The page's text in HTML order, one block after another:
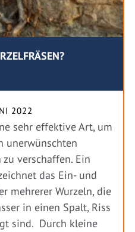
2022
sehr effektive Art, um
unerwünschten
verschaffen. Ein
das Ein- und
mehrerer Wurzeln, die
in einen Spalt, Riss
sind. Durch kleine